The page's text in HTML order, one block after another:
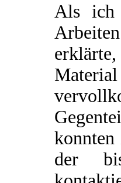
Als ich
erklärte,
der